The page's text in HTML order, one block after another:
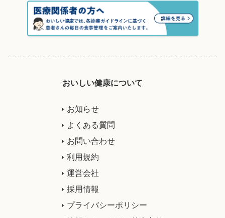
おいしい健康について
お知らせ
よくある質問
お問い合わせ
利用規約
運営会社
採用情報
プライバシーポリシー